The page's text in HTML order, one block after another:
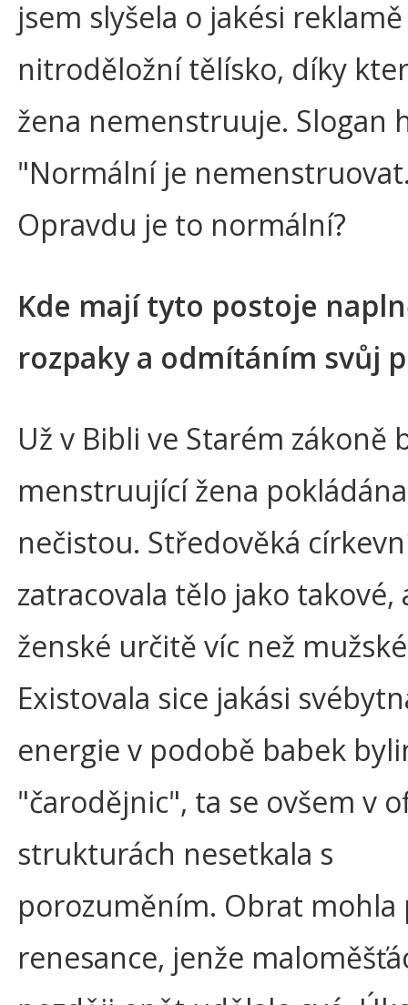
jsem slyšela o jakési
nitroděložní tělísko, díky
žena nemenstruuje. Slogan
"Normální je
Opravdu je to normální?
Kde mají tyto postoje
rozpaky a odmítáním svůj
Už v Bibli ve Starém zákoně
menstruující žena
nečistou. Středověká
zatracovala tělo jako takové,
ženské určitě víc než
Existovala sice jakási
energie v podobě babek
"čarodějnic", ta se ovšem v
strukturách nesetkala s
porozuměním. Obrat mohla
renesance, jenže